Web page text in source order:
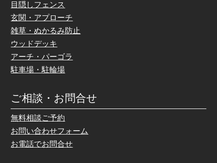
目隠しフェンス
玄関・アプローチ
雑草・ぬかるみ防止
ウッドデッキ
アーチ・パーゴラ
駐車場・駐輪場
ご相談・お問合せ
無料相談ご予約
お問い合わせフォーム
お電話でお問合せ